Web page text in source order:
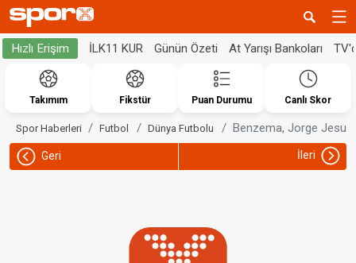
Hızlı Erişim İLK11 KUR Günün Özeti At Yarışı Bankoları
Takımım Fikstür Puan Durumu Canlı Skor
Spor Haberleri Futbol Dünya Futbolu Benzema, Jorge
Geri İleri